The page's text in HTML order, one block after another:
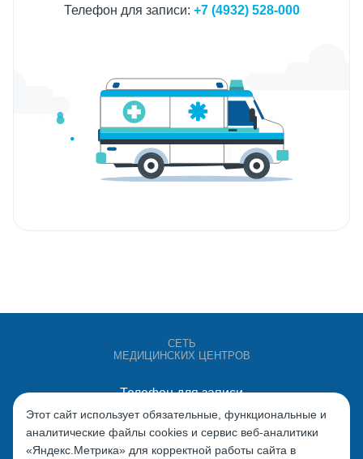
Телефон для записи: +7 (4932) 528-000
СЕТЬ
МЕДИЦИНСКИХ ЦЕНТРОВ
Телефон для записи
+7 (4932) 528-000
Этот сайт использует обязательные, функциональные и
аналитические файлы cookies и сервис веб-аналитики
«Яндекс.Метрика» для корректной работы сайта в